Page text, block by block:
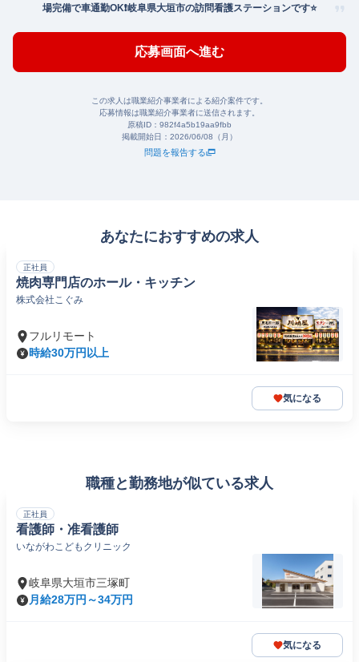
場完備で車通勤OK❗️岐阜県大垣市の訪問看護ステーションです⭐
応募画面へ進む
この求人は職業紹介事業者による紹介案件です。
応募情報は職業紹介事業者に送信されます。
原稿ID： 982f4a5b19aa9fbb
掲載開始日： 2026/06/08（月）
問題を報告する
あなたにおすすめの求人
正社員
焼肉専門店のホール・キッチン
株式会社こぐみ
フルリモート
時給30万円以上
気になる
職種と勤務地が似ている求人
正社員
看護師・准看護師
いながわこどもクリニック
岐阜県大垣市三塚町
月給28万円～34万円
気になる